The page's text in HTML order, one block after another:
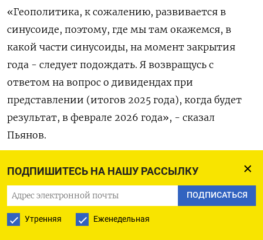
ПОДПИШИТЕСЬ НА НАШУ РАССЫЛКУ
ПОДПИСАТЬСЯ
Утренняя Еженедельная
«Геополитика, к сожалению, развивается в
синусоиде, поэтому, где мы там окажемся, в
какой части синусоиды, на момент закрытия
года - следует подождать. Я возвращусь с
ответом на вопрос о дивидендах при
представлении (итогов 2025 года), когда будет
результат, в феврале 2026 года», - сказал
Пьянов.
«Мы будем стараться, с учетом нашей
ответственности перед новыми акционерами по
результатам SPO, чтобы крупные дивиденды в
2025-м, которые произошли за 2024 год,